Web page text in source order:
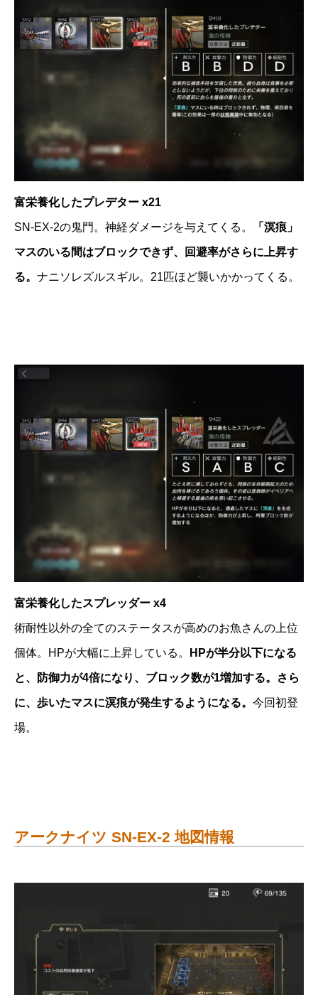
富栄養化したプレデター x21
SN-EX-2の鬼門。神経ダメージを与えてくる。 「溟痕」
マスのいる間はブロックできず、回避率がさらに上昇す
る。 ナニソレズルスギル。21匹ほど襲いかかってくる。
富栄養化したスプレッダー x4
術耐性以外の全てのステータスが高めのお魚さんの上位
個体。HPが大幅に上昇している。 HPが半分以下になる
と、防御力が4倍になり、ブロック数が1増加する。さら
に、歩いたマスに溟痕が発生するようになる。 今回初登
場。
アークナイツ SN-EX-2 地図情報